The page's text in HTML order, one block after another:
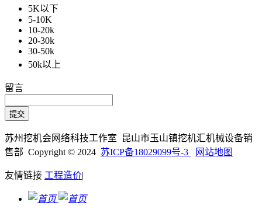
5K以下
5-10K
10-20k
20-30k
30-50k
50k以上
留言
苏州挖机会网络科技工作室 昆山市玉山镇挖机汇机械设备销
售部 Copyright © 2024 苏ICP备18029099号-3 网站地图
友情链接 工程造价|